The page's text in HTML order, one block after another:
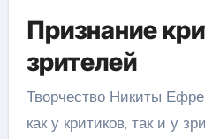
Признание
зрителей
Творчество Никиты
как у критиков, так и у